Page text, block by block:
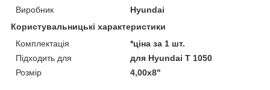
Виробник
Hyundai
Користувальницькі характеристики
Комплектація
*ціна за 1 шт.
Підходить для
для Hyundai T 1050
Розмір
4,00х8"